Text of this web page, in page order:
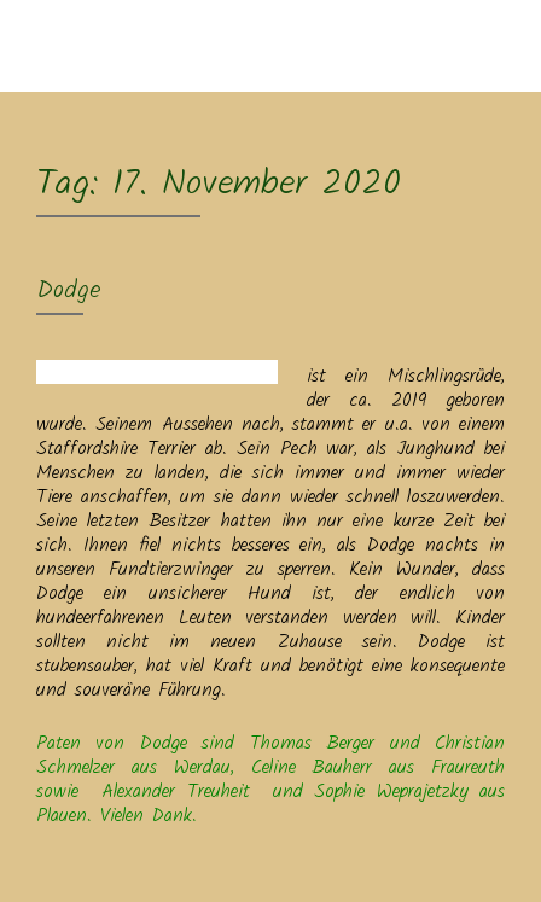
Tag: 17. November 2020
Dodge
ist ein Mischlingsrüde,
der ca. 2019 geboren
wurde. Seinem Aussehen nach, stammt er u.a. von einem
Staffordshire Terrier ab. Sein Pech war, als Junghund bei
Menschen zu landen, die sich immer und immer wieder
Tiere anschaffen, um sie dann wieder schnell loszuwerden.
Seine letzten Besitzer hatten ihn nur eine kurze Zeit bei
sich. Ihnen fiel nichts besseres ein, als Dodge nachts in
unseren Fundtierzwinger zu sperren. Kein Wunder, dass
Dodge ein unsicherer Hund ist, der endlich von
hundeerfahrenen Leuten verstanden werden will. Kinder
sollten nicht im neuen Zuhause sein. Dodge ist
stubensauber, hat viel Kraft und benötigt eine konsequente
und souveräne Führung.
Paten von Dodge sind Thomas Berger und Christian
Schmelzer aus Werdau, Celine Bauherr aus Fraureuth
sowie Alexander Treuheit und Sophie Weprajetzky aus
Plauen. Vielen Dank.